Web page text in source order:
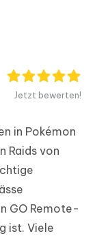
Jetzt bewerten!
in Pokémon
Raids von
GO Remote-
ist. Viele